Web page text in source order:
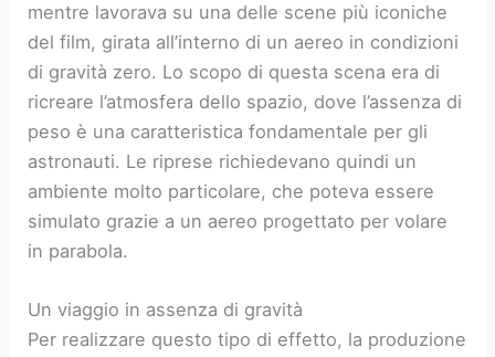
mentre lavorava su una delle scene più iconiche
del film, girata all’interno di un aereo in condizioni
di gravità zero. Lo scopo di questa scena era di
ricreare l’atmosfera dello spazio, dove l’assenza di
peso è una caratteristica fondamentale per gli
astronauti. Le riprese richiedevano quindi un
ambiente molto particolare, che poteva essere
simulato grazie a un aereo progettato per volare
in parabola.
Un viaggio in assenza di gravità
Per realizzare questo tipo di effetto, la produzione